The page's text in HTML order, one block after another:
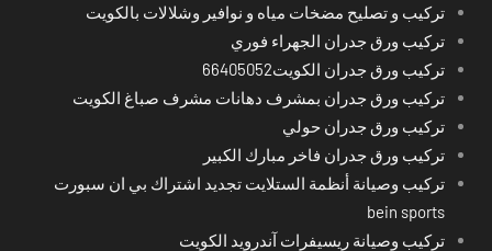
تركيب و تصليح مضخات مياه و نوافير وشلالات بالكويت
تركيب ورق جدران الجهراء فوري
تركيب ورق جدران الكويت66405052
تركيب ورق جدران بمشرف دهانات مشرف صباغ الكويت
تركيب ورق جدران حولي
تركيب ورق جدران فاخر مبارك الكبير
تركيب وصيانة أنظمة الستلايت تجديد اشتراك بي ان سبورت
bein sports
تركيب وصيانة ريسيفرات آندرويد الكويت